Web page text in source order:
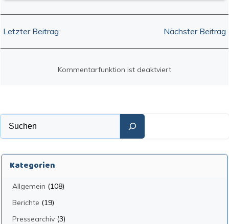
Post
Letzter Beitrag Nächster Beitrag
Kommentarfunktion ist deaktviert
Suchen
Kategorien
Allgemein (108)
Berichte (19)
Pressearchiv (3)